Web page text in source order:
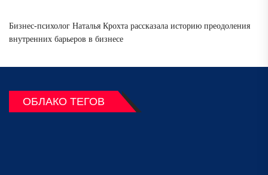
Бизнес-психолог Наталья Крохта рассказала историю преодоления
внутренних барьеров в бизнесе
ОБЛАКО ТЕГОВ